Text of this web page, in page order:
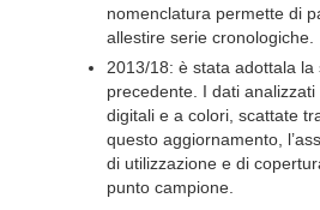
nomenclatura permette di
allestire serie cronologiche.
2013/18: è stata adottala
precedente. I dati
digitali e a colori, scattate
questo aggiornamento,
di utilizzazione e di
punto campione.